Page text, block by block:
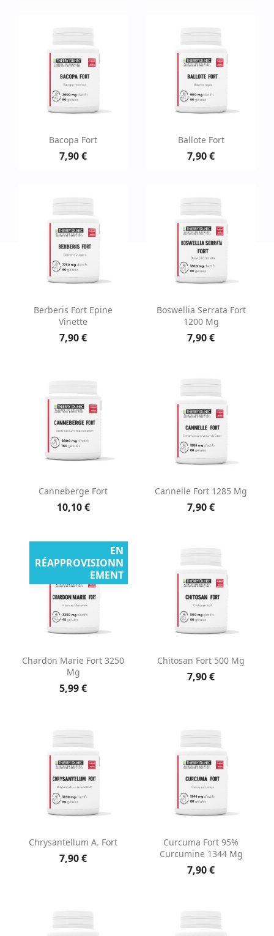
Bacopa Fort
7,90 €
Ballote Fort
7,90 €
Berberis Fort Epine
Vinette
7,90 €
Boswellia Serrata Fort
1200 Mg
7,90 €
Canneberge Fort
10,10 €
Cannelle Fort 1285 Mg
7,90 €
Chardon Marie Fort 3250
Mg
5,99 €
EN
RÉAPPROVISIONN
EMENT
Chitosan Fort 500 Mg
7,90 €
Chrysantellum A. Fort
7,90 €
Curcuma Fort 95%
Curcumine 1344 Mg
7,90 €